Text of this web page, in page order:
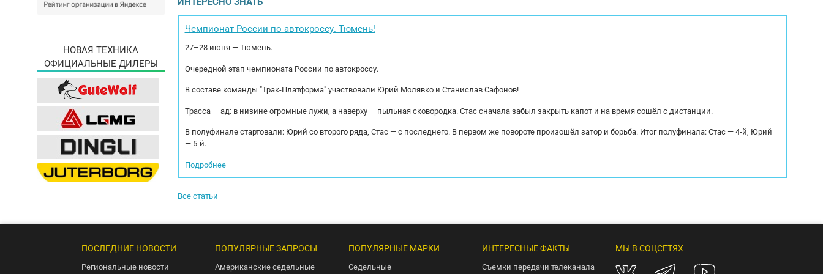
загрузки WISTRA Система Характеристика: На
первой...
рессорная...
Чемпионат России по автокроссу. Тюмень!
27–28 июня — Тюмень.
Очередной этап чемпионата России по автокроссу.
В составе команды "Трак-Платформа" участвовали Юрий Молявко и Станислав Сафонов!
Трасса — ад: в низине огромные лужи, а наверху — пыльная сковородка. Стас сначала забыл закрыть капот и на время сошёл с дистанции.
В полуфинале стартовали: Юрий со второго ряда, Стас — с последнего. В первом же повороте произошёл затор и борьба. Итог полуфинала: Стас — 4-й, Юрий
— 5-й.
Подробнее
Все статьи
НОВАЯ ТЕХНИКА
ОФИЦИАЛЬНЫЕ ДИЛЕРЫ
ПОСЛЕДНИЕ НОВОСТИ
Региональные новости
ПОПУЛЯРНЫЕ ЗАПРОСЫ
Американские седельные
ПОПУЛЯРНЫЕ МАРКИ
Седельные
ИНТЕРЕСНЫЕ ФАКТЫ
Съемки передачи телеканала
МЫ В СОЦСЕТЯХ